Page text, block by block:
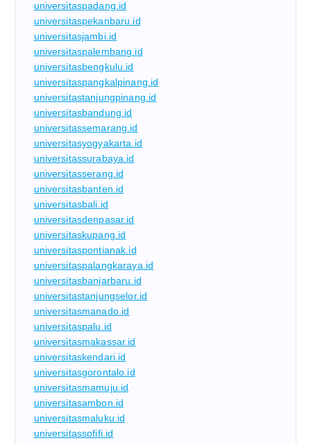
universitaspadang.id
universitaspekanbaru.id
universitasjambi.id
universitaspalembang.id
universitasbengkulu.id
universitaspangkalpinang.id
universitastanjungpinang.id
universitasbandung.id
universitassemarang.id
universitasyogyakarta.id
universitassurabaya.id
universitasserang.id
universitasbanten.id
universitasbali.id
universitasdenpasar.id
universitaskupang.id
universitaspontianak.id
universitaspalangkaraya.id
universitasbanjarbaru.id
universitastanjungselor.id
universitasmanado.id
universitaspalu.id
universitasmakassar.id
universitaskendari.id
universitasgorontalo.id
universitasmamuju.id
universitasambon.id
universitasmaluku.id
universitassofifi.id